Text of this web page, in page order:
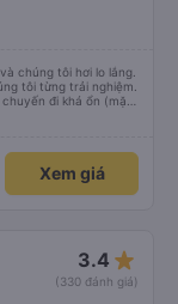
chúng tôi hơi lo lắng.
tôi từng trải nghiệm.
đi khá ổn (mặc
và chỗ ngồi thoải
Xem giá
3.4 star_rate
(330 đánh giá)